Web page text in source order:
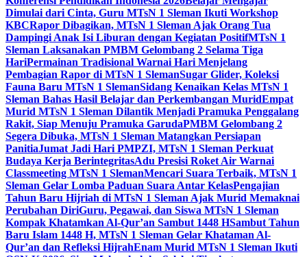
Dimulai dari Cinta, Guru MTsN 1 Sleman Ikuti Workshop
KBCRapor Dibagikan, MTsN 1 Sleman Ajak Orang Tua
Dampingi Anak Isi Liburan dengan Kegiatan PositifMTsN 1
Sleman Laksanakan PMBM Gelombang 2 Selama Tiga
HariPermainan Tradisional Warnai Hari Menjelang
Pembagian Rapor di MTsN 1 SlemanSugar Glider, Koleksi
Fauna Baru MTsN 1 SlemanSidang Kenaikan Kelas MTsN 1
Sleman Bahas Hasil Belajar dan Perkembangan MuridEmpat
Murid MTsN 1 Sleman Dilantik Menjadi Pramuka Penggalang
Rakit, Siap Menuju Pramuka GarudaPMBM Gelombang 2
Segera Dibuka, MTsN 1 Sleman Matangkan Persiapan
PanitiaJumat Jadi Hari PMPZI, MTsN 1 Sleman Perkuat
Budaya Kerja BerintegritasAdu Presisi Roket Air Warnai
Classmeeting MTsN 1 SlemanMencari Suara Terbaik, MTsN 1
Sleman Gelar Lomba Paduan Suara Antar KelasPengajian
Tahun Baru Hijriah di MTsN 1 Sleman Ajak Murid Memaknai
Perubahan DiriGuru, Pegawai, dan Siswa MTsN 1 Sleman
Kompak Khatamkan Al-Qur’an Sambut 1448 HSambut Tahun
Baru Islam 1448 H, MTsN 1 Sleman Gelar Khataman Al-
Qur’an dan Refleksi HijrahEnam Murid MTsN 1 Sleman Ikuti